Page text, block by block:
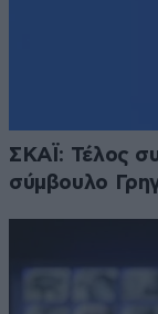
ΣΚΑΪ: Τέλος
σύμβουλο